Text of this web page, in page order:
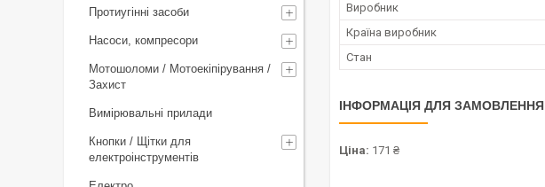
Виробник
Країна виробник
Стан
ІНФОРМАЦІЯ ДЛЯ ЗАМОВЛЕННЯ
Ціна: 171 ₴
Протиугінні засоби
Насоси, компресори
Мотошоломи / Мотоекіпірування /
Захист
Вимірювальні прилади
Кнопки / Щітки для
електроінструментів